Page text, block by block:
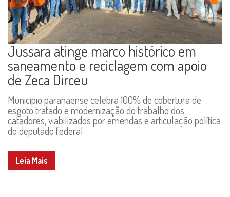
Jussara atinge marco histórico em
saneamento e reciclagem com apoio
de Zeca Dirceu
Município paranaense celebra 100% de cobertura de
esgoto tratado e modernização do trabalho dos
catadores, viabilizados por emendas e articulação política
do deputado federal
Leia Mais